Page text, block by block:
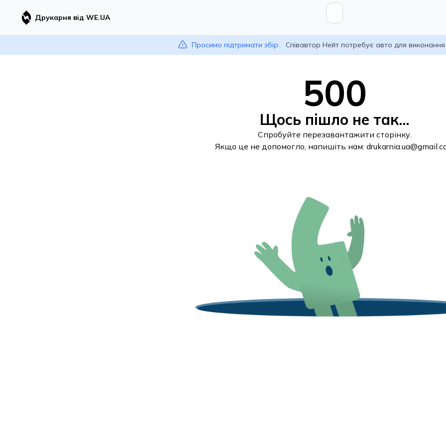
Друкарня від WE.UA
Просимо підтримати збір: Співавтор Нейт потребує авто для
500
Щось пішло не так...
Спробуйте перезавантажити сторінку.
Якщо це не допомогло, напишіть нам: